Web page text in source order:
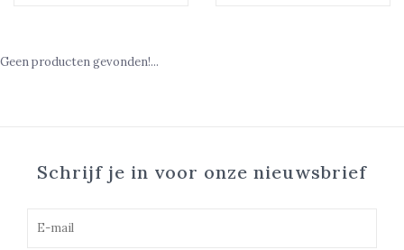
Geen producten gevonden!...
Schrijf je in voor onze nieuwsbrief